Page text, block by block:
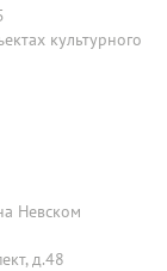
культурного
Невском
д.48